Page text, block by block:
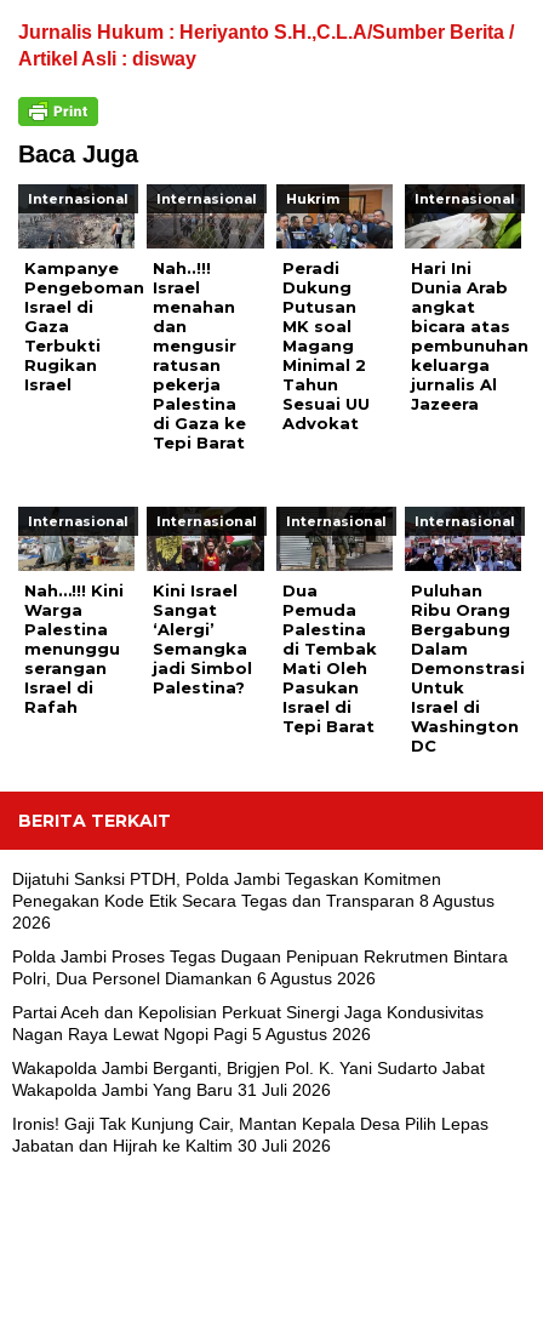
Jurnalis Hukum : Heriyanto S.H.,C.L.A/Sumber Berita /
Artikel Asli : disway
Baca Juga
Internasional
Kampanye
Pengeboman
Israel di
Gaza
Terbukti
Rugikan
Israel
Internasional
Nah..!!!
Israel
menahan
dan
mengusir
ratusan
pekerja
Palestina
di Gaza ke
Tepi Barat
Hukrim
Peradi
Dukung
Putusan
MK soal
Magang
Minimal 2
Tahun
Sesuai UU
Advokat
Internasional
Hari Ini
Dunia Arab
angkat
bicara atas
pembunuhan
keluarga
jurnalis Al
Jazeera
Internasional
Nah…!!! Kini
Warga
Palestina
menunggu
serangan
Israel di
Rafah
Internasional
Kini Israel
Sangat
‘Alergi’
Semangka
jadi Simbol
Palestina?
Internasional
Dua
Pemuda
Palestina
di Tembak
Mati Oleh
Pasukan
Israel di
Tepi Barat
Internasional
Puluhan
Ribu Orang
Bergabung
Dalam
Demonstrasi
Untuk
Israel di
Washington
DC
BERITA TERKAIT
Dijatuhi Sanksi PTDH, Polda Jambi Tegaskan Komitmen
Penegakan Kode Etik Secara Tegas dan Transparan 8 Agustus
2026
Polda Jambi Proses Tegas Dugaan Penipuan Rekrutmen Bintara
Polri, Dua Personel Diamankan 6 Agustus 2026
Partai Aceh dan Kepolisian Perkuat Sinergi Jaga Kondusivitas
Nagan Raya Lewat Ngopi Pagi 5 Agustus 2026
Wakapolda Jambi Berganti, Brigjen Pol. K. Yani Sudarto Jabat
Wakapolda Jambi Yang Baru 31 Juli 2026
Ironis! Gaji Tak Kunjung Cair, Mantan Kepala Desa Pilih Lepas
Jabatan dan Hijrah ke Kaltim 30 Juli 2026